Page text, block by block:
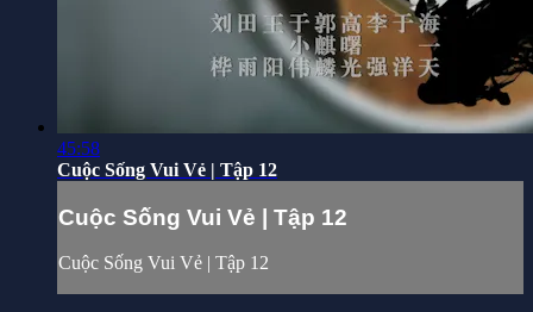
45:58
Cuộc Sống Vui Vẻ | Tập 12
Cuộc Sống Vui Vẻ | Tập 12
Cuộc Sống Vui Vẻ | Tập 12